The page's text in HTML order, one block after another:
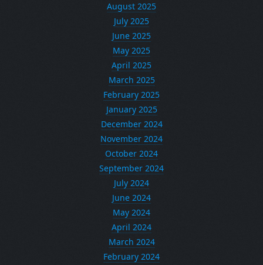
August 2025
July 2025
June 2025
May 2025
April 2025
March 2025
February 2025
January 2025
December 2024
November 2024
October 2024
September 2024
July 2024
June 2024
May 2024
April 2024
March 2024
February 2024